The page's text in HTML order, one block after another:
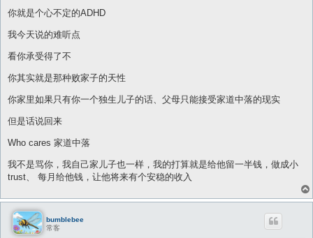
你就是个心不定的ADHD
我今天说的难听点
看你承受得了不
你其实就是那种败家子的天性
你家里如果只有你一个独生儿子的话、父母只能接受家道中落的现实
但是话说回来
Who cares 家道中落
我不是骂你，我自己家儿子也一样，我的打算就是给他留一半钱，做成小
trust、 每月给他钱，让他将来有个安稳的收入
bumblebee
常客